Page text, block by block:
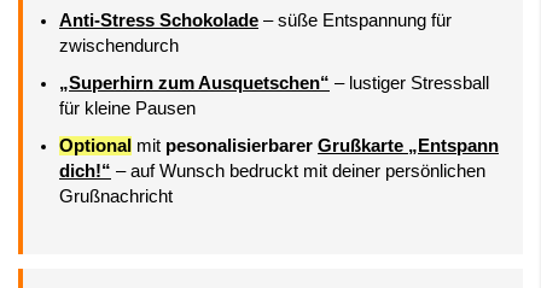
Anti-Stress Schokolade – süße Entspannung für
zwischendurch
„Superhirn zum Ausquetschen“ – lustiger Stressball
für kleine Pausen
Optional mit pesonalisierbarer Grußkarte „Entspann
dich!“ – auf Wunsch bedruckt mit deiner persönlichen
Grußnachricht